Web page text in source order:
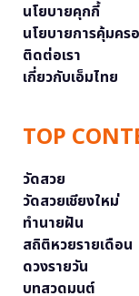
นโยบายคุกกี้
นโยบายการคุ้มค
ติดต่อเรา
เกี่ยวกับเอ็มไทย
TOP
วัดสวย
วัดสวยเชียงใหม่
ทำนายฝัน
สถิติหวยรายเดือน
ดวงรายวัน
บทสวดมนต์